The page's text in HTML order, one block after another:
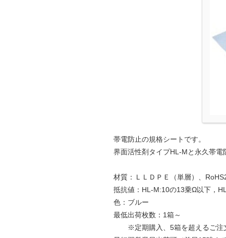
帯電防止の規格シートです。
界面活性剤タイプHL-Mと永久帯
材質：ＬＬＤＰＥ（単層）、
抵抗値：HL-M:10の13乗Ω以下，
色：ブルー
最低出荷枚数：1箱～
※定期購入、5箱を超えるご注